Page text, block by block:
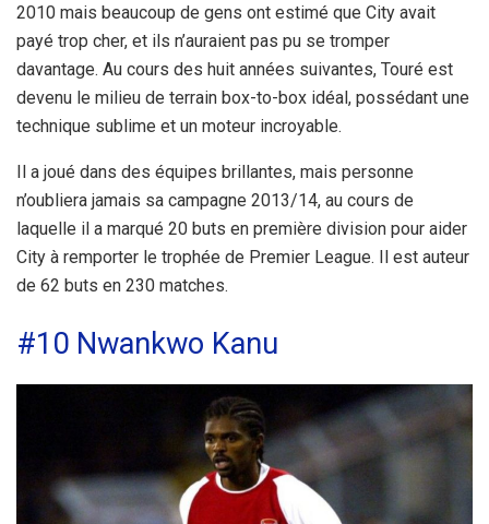
2010 mais beaucoup de gens ont estimé que City avait
payé trop cher, et ils n’auraient pas pu se tromper
davantage. Au cours des huit années suivantes, Touré est
devenu le milieu de terrain box-to-box idéal, possédant une
technique sublime et un moteur incroyable.
Il a joué dans des équipes brillantes, mais personne
n’oubliera jamais sa campagne 2013/14, au cours de
laquelle il a marqué 20 buts en première division pour aider
City à remporter le trophée de Premier League. Il est auteur
de 62 buts en 230 matches.
#10 Nwankwo Kanu